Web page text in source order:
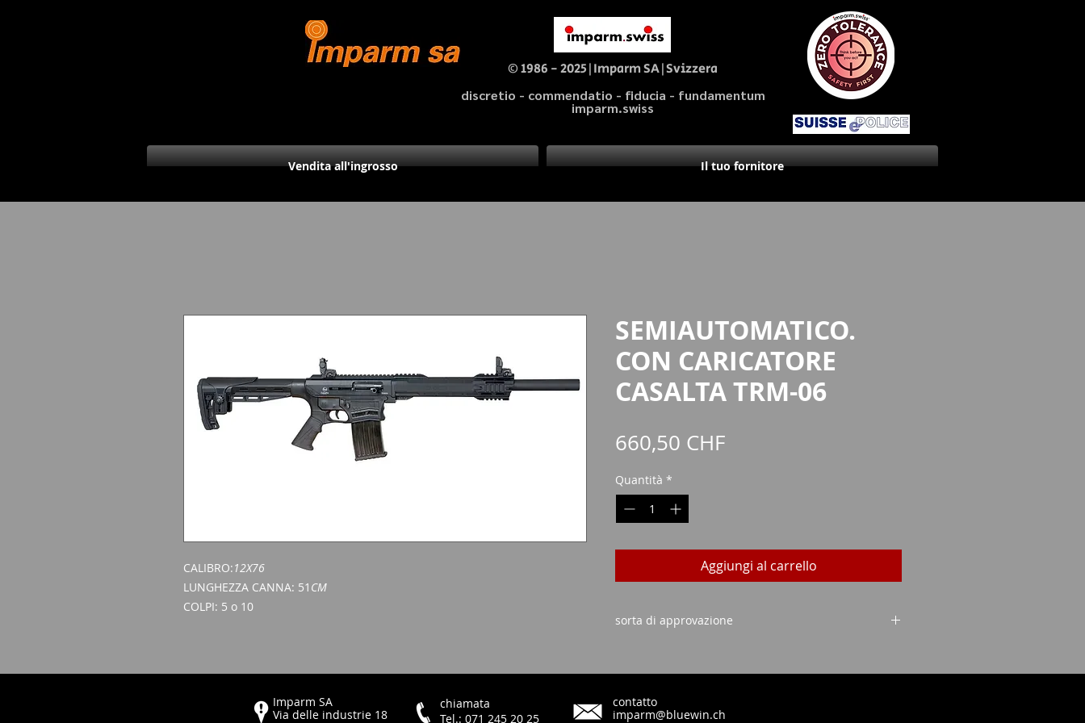
© 1986 - 2025|Imparm SA|Svizzera
discretio - commendatio - fiducia - fundamentum
imparm.swiss
Vendita all'ingrosso Il tuo fornitore
CALIBRO:12X76
LUNGHEZZA CANNA: 51 CM
COLPI: 5 o 10
SEMIAUTOMATICO.
CON CARICATORE
CASALTA TRM-06
660,50 CHFPrezzo
Quantità *
Aggiungi al carrello
sorta di approvazione
Imparm SA
Via delle industrie 18
chiamata
Tel.: 071 245 20 25
contatto
imparm@bluewin.ch